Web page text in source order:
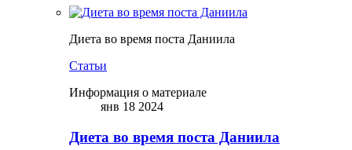
Диета во время поста Даниила
Статьи
Информация о материале
янв 18 2024
Диета во время поста Даниила